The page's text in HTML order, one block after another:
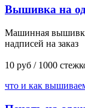
Вышивка на
Машинная
надписей на заказ
10 руб / 1000
что и как